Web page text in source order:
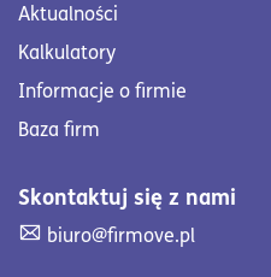
Aktualności
Kalkulatory
Informacje o firmie
Baza firm
Skontaktuj się z nami
Skontaktuj się z nami.
biuro@firmove.pl